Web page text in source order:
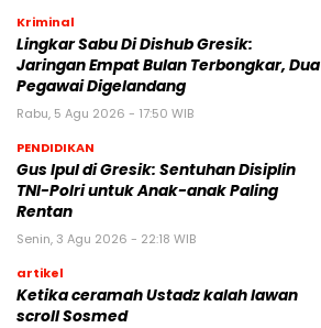
Kriminal
Lingkar Sabu Di Dishub Gresik:
Jaringan Empat Bulan Terbongkar, Dua
Pegawai Digelandang
Rabu, 5 Agu 2026 - 17:50 WIB
PENDIDIKAN
Gus Ipul di Gresik: Sentuhan Disiplin
TNI-Polri untuk Anak-anak Paling
Rentan
Senin, 3 Agu 2026 - 22:18 WIB
artikel
Ketika ceramah Ustadz kalah lawan
scroll Sosmed